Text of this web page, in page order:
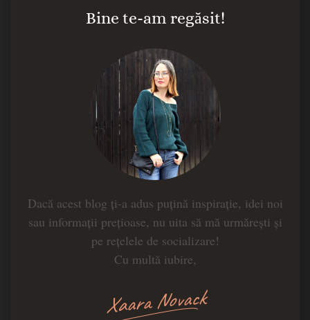
Bine te-am regăsit!
Dacă acest blog ți-a adus puțină inspirație, idei noi
sau informații prețioase, nu uita să mă urmărești și
pe rețelele de socializare!
Cu multă iubire,
Xaara Novack